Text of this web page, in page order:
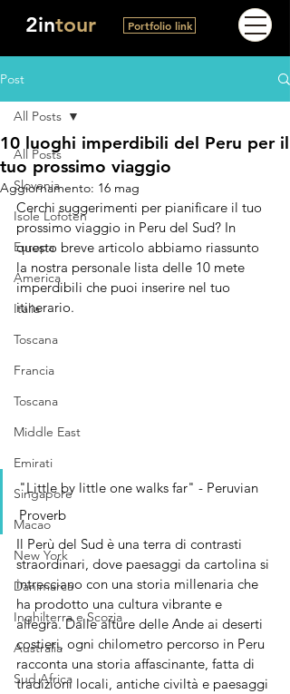
2intour Portfolio link
Post
All Posts
Slovenia
Isole Lofoten
Europa
America
Italia
Toscana
Francia
Toscana
Middle East
Emirati
Singapore
Macao
New York
Danimarca
Inghilterra e Scozia
Australia
Sud Africa
All Posts
10 luoghi imperdibili del Peru per il
tuo prossimo viaggio
Aggiornamento: 16 mag
Cerchi suggerimenti per pianificare il tuo
prossimo viaggio in Peru del Sud? In
questo breve articolo abbiamo riassunto
la nostra personale lista delle 10 mete
imperdibili che puoi inserire nel tuo
itinerario.
"Little by little one walks far" - Peruvian
Proverb
Il Perù del Sud è una terra di contrasti
straordinari, dove paesaggi da cartolina si
intrecciano con una storia millenaria che
ha prodotto una cultura vibrante e
allegra. Dalle alture delle Ande ai deserti
costieri, ogni chilometro percorso in Peru
racconta una storia affascinante, fatta di
tradizioni locali, antiche civiltà e paesaggi